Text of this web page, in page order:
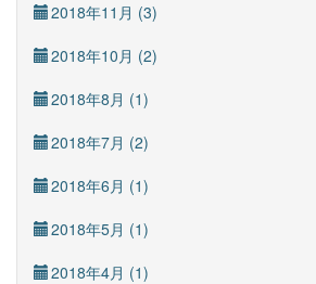
2018年11月 (3)
2018年10月 (2)
2018年8月 (1)
2018年7月 (2)
2018年6月 (1)
2018年5月 (1)
2018年4月 (1)